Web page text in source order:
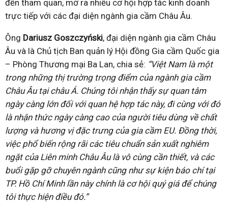
đến tham quan, mở ra nhiều cơ hội hợp tác kinh doanh
trực tiếp với các đại diện ngành gia cầm Châu Âu.
Ông Dariusz Goszczyński, đại diện ngành gia cầm Châu
Âu và là Chủ tịch Ban quản lý Hội đồng Gia cầm Quốc gia
– Phòng Thương mại Ba Lan, chia sẻ: “Việt Nam là một
trong những thị trường trọng điểm của ngành gia cầm
Châu Âu tại châu Á. Chúng tôi nhận thấy sự quan tâm
ngày càng lớn đối với quan hệ hợp tác này, đi cùng với đó
là nhận thức ngày càng cao của người tiêu dùng về chất
lượng và hương vị đặc trưng của gia cầm EU. Đồng thời,
việc phổ biến rộng rãi các tiêu chuẩn sản xuất nghiêm
ngặt của Liên minh Châu Âu là vô cùng cần thiết, và các
buổi gặp gỡ chuyên ngành cũng như sự kiện báo chí tại
TP. Hồ Chí Minh lần này chính là cơ hội quý giá để chúng
tôi thực hiện điều đó.”